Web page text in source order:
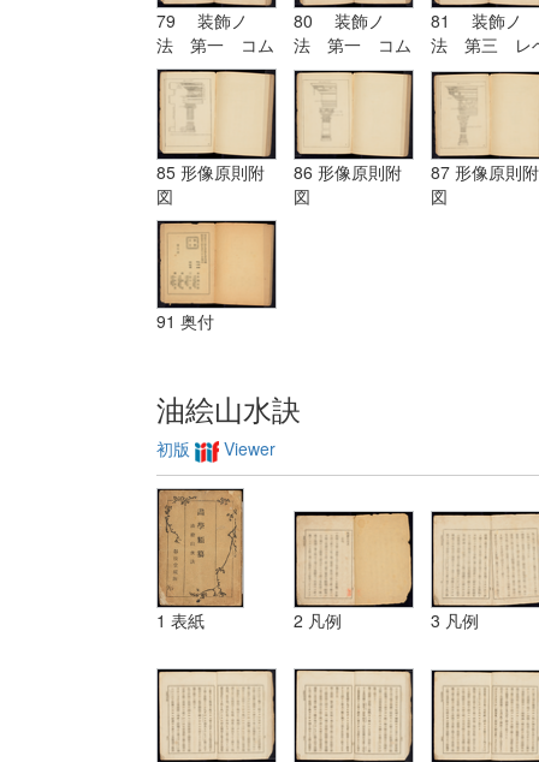
79 装飾ノ
法 第一 コム
プリケーション
及ヒコンヒユー
シヨン
80 装飾ノ
法 第一 コム
プリケーション
及ヒコンヒユー
シヨン| 装飾
ノ法 第二 ユ
ーリスミー|
装飾ノ法 第
三 レベチーシ
81 装飾ノ
法 第三 レ
チーシヨン|
装飾ノ法 第
四 アルテレ
シヨン
85 形像原則附
図
86 形像原則附
図
87 形像原則附
図
91 奥付
油絵山水訣
初版 Viewer
1 表紙 2 凡例 3 凡例